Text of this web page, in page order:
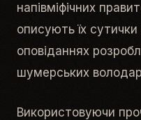
напівміфічних
описують їх
оповіданнях
шумерських
Використовуючи